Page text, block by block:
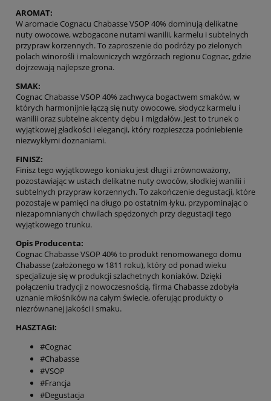
AROMAT:
W aromacie Cognacu Chabasse VSOP 40% dominują delikatne
nuty owocowe, wzbogacone nutami wanilii, karmelu i subtelnych
przypraw korzennych. To zaproszenie do podróży po zielonych
polach winorośli i malowniczych wzgórzach regionu Cognac, gdzie
dojrzewają najlepsze grona.
SMAK:
Cognac Chabasse VSOP 40% zachwyca bogactwem smaków, w
których harmonijnie łączą się nuty owocowe, słodycz karmelu i
wanilii oraz subtelne akcenty dębu i migdałów. Jest to trunek o
wyjątkowej gładkości i elegancji, który rozpieszcza podniebienie
niezwykłymi doznaniami.
FINISZ:
Finisz tego wyjątkowego koniaku jest długi i zrównoważony,
pozostawiając w ustach delikatne nuty owoców, słodkiej wanilii i
subtelnych przypraw korzennych. To zakończenie degustacji, które
pozostaje w pamięci na długo po ostatnim łyku, przypominając o
niezapomnianych chwilach spędzonych przy degustacji tego
wyjątkowego trunku.
Opis Producenta:
Cognac Chabasse VSOP 40% to produkt renomowanego domu
Chabasse (założonego w 1811 roku), który od ponad wieku
specjalizuje się w produkcji szlachetnych koniaków. Dzięki
połączeniu tradycji z nowoczesnością, firma Chabasse zdobyła
uznanie miłośników na całym świecie, oferując produkty o
niezrównanej jakości i smaku.
HASZTAGI:
#Cognac
#Chabasse
#VSOP
#Francja
#Degustacja